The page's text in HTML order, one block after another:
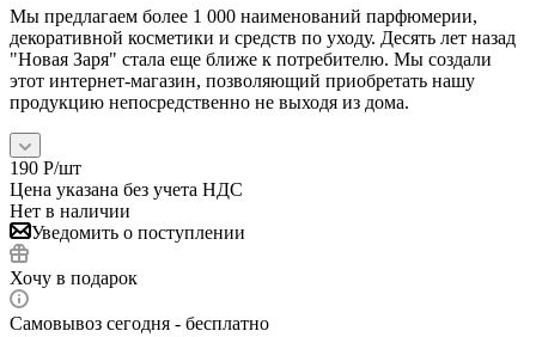
Мы предлагаем более 1 000 наименований парфюмерии,
декоративной косметики и средств по уходу. Десять лет назад
"Новая Заря" стала еще ближе к потребителю. Мы создали
этот интернет-магазин, позволяющий приобретать нашу
продукцию непосредственно не выходя из дома.
190 Р/шт
Цена указана без учета НДС
Нет в наличии
Уведомить о поступлении
Хочу в подарок
Самовывоз сегодня - бесплатно